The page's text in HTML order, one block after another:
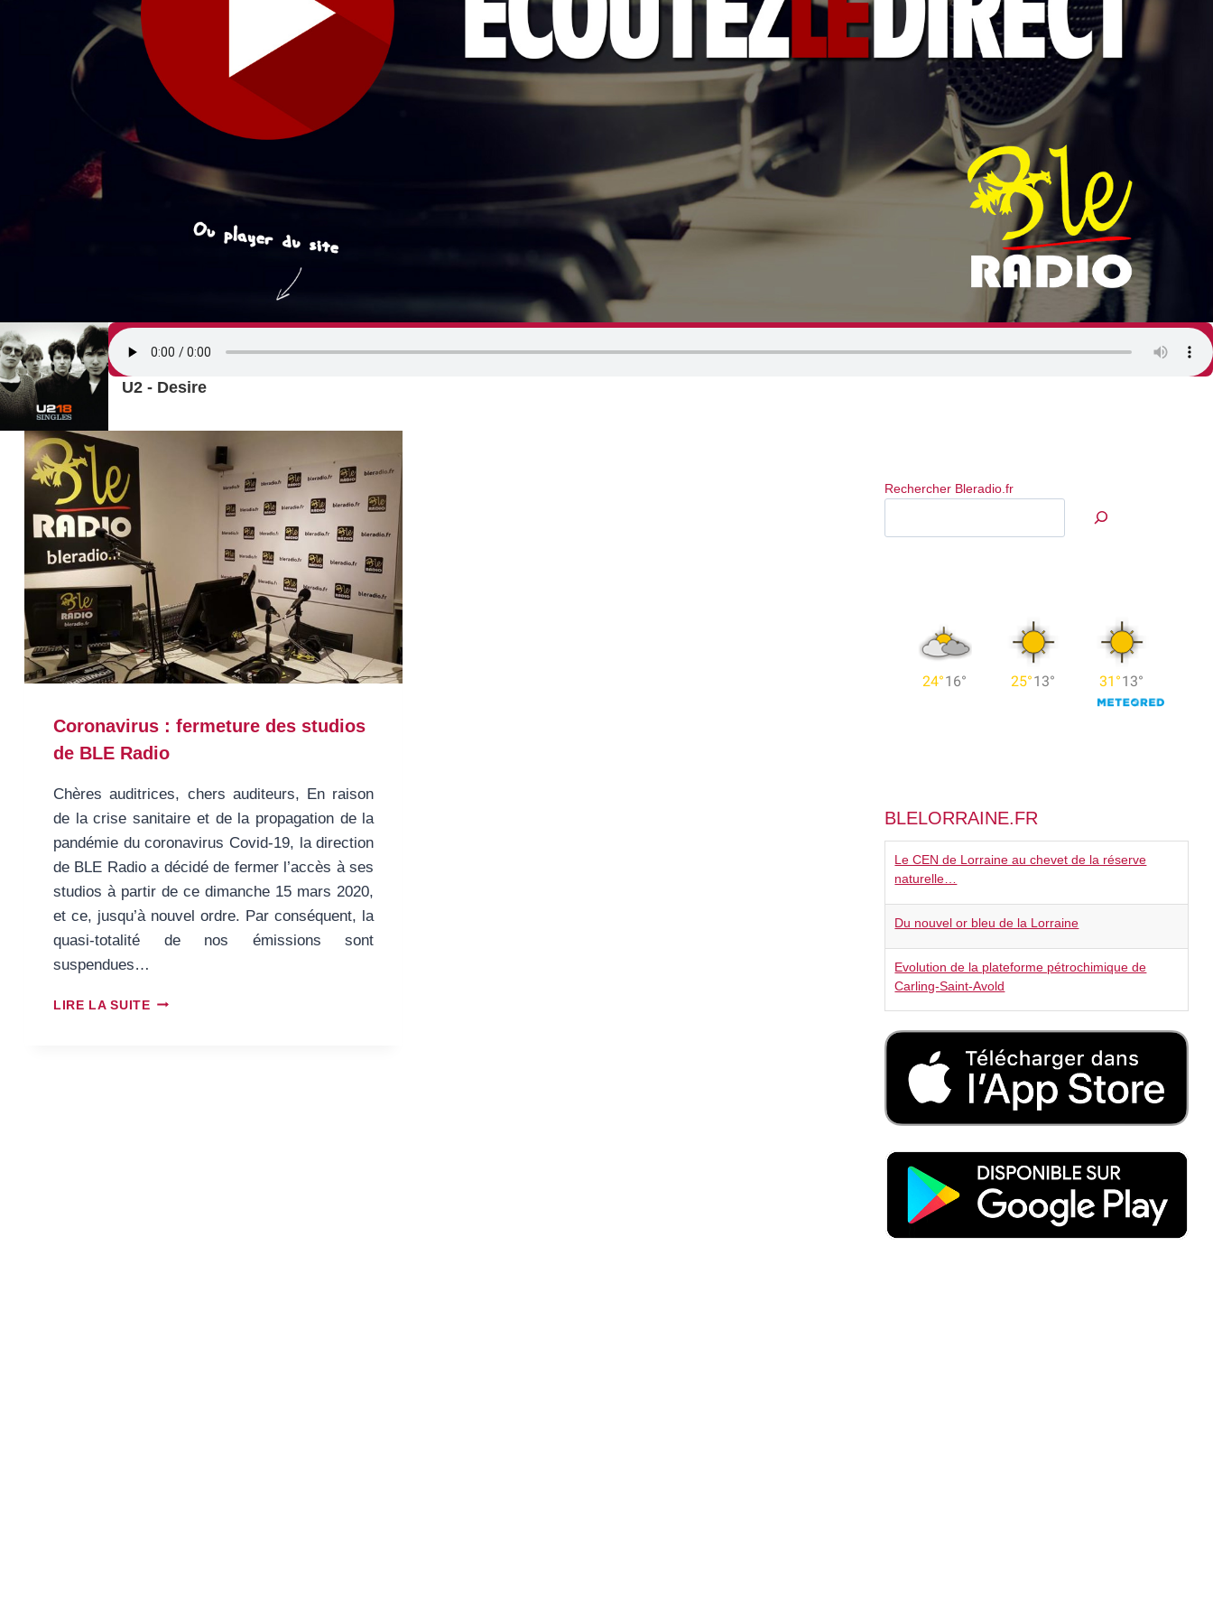
U2 - Desire
Coronavirus : fermeture des studios
de BLE Radio
Chères auditrices, chers auditeurs, En raison
de la crise sanitaire et de la propagation de la
pandémie du coronavirus Covid-19, la direction
de BLE Radio a décidé de fermer l’accès à ses
studios à partir de ce dimanche 15 mars 2020,
et ce, jusqu’à nouvel ordre. Par conséquent, la
quasi-totalité de nos émissions sont
suspendues…
LIRE LA SUITECORONAVIRUS
Rechercher Bleradio.fr
BLELORRAINE.FR
Le CEN de Lorraine au chevet de la réserve
naturelle…
Du nouvel or bleu de la Lorraine
Evolution de la plateforme pétrochimique de
Carling-Saint-Avold